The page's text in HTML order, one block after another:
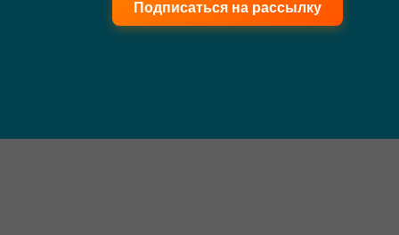
Подписаться на рассылку